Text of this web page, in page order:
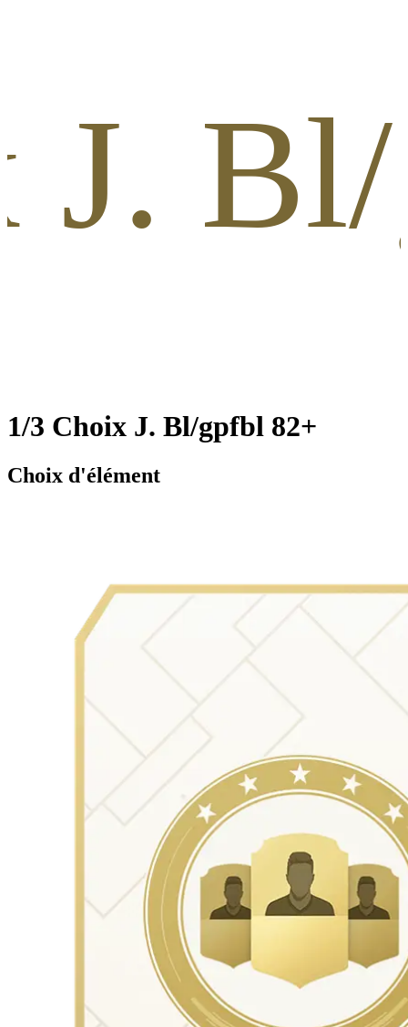
J.
1/3 Choix J. Bl/gpfbl 82+
Choix d'élément